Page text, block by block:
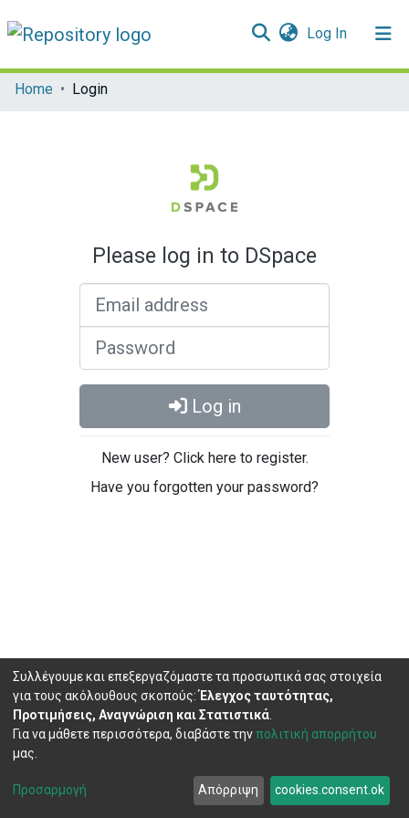
Log In(current)
Communities & Collections
Home Login
Please log in to DSpace
Log in
New user? Click here to register.
Have you forgotten your password?
Cookie
End User
Agreement
Send
Feedback
Συλλέγουμε και επεξεργαζόμαστε τα προσωπικά σας στοιχεία
για τους ακόλουθους σκοπούς:Έλεγχος ταυτότητας,
Προτιμήσεις, Αναγνώριση και Στατιστικά
Για να μάθετε περισσότερα, διαβάστε τηνπολιτική απορρήτου
μας.
Προσαρμογή Απόρριψη cookies.consent.ok